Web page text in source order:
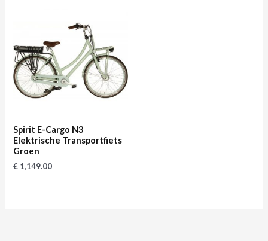
Spirit E-Cargo N3
Elektrische Transportfiets
Groen
€ 1,149.00